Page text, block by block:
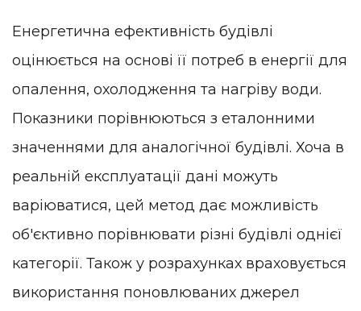
Енергетична ефективність будівлі
оцінюється на основі її потреб в енергії для
опалення, охолодження та нагріву води.
Показники порівнюються з еталонними
значеннями для аналогічної будівлі. Хоча в
реальній експлуатації дані можуть
варіюватися, цей метод дає можливість
об'єктивно порівнювати різні будівлі однієї
категорії. Також у розрахунках враховується
використання поновлюваних джерел